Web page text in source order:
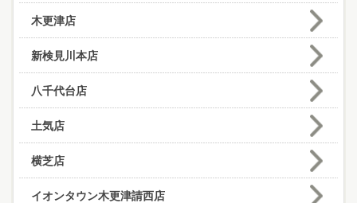
木更津店
新検見川本店
八千代台店
土気店
横芝店
イオンタウン木更津請西店